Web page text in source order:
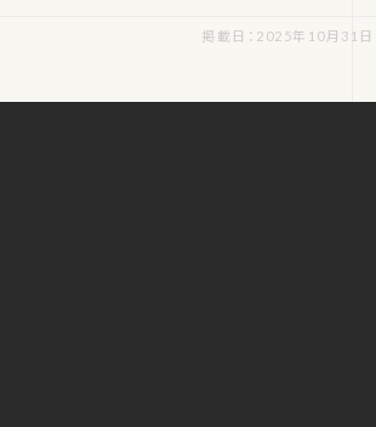
掲載日：2025年10月31日